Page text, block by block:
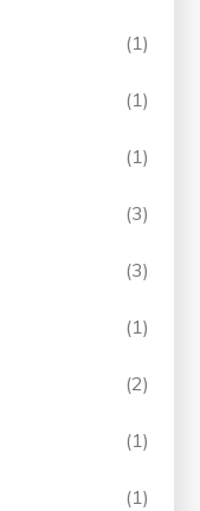
(1)
(1)
(1)
(3)
(3)
(1)
(2)
(1)
(1)